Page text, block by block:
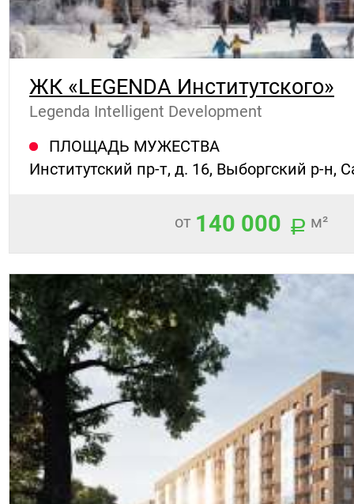
ЖК «LEGENDA Институтского»
Legenda Intelligent Development
ПЛОЩАДЬ МУЖЕСТВА
Институтский пр-т, д. 16, Выборгский р-н,
от 140 000 м²